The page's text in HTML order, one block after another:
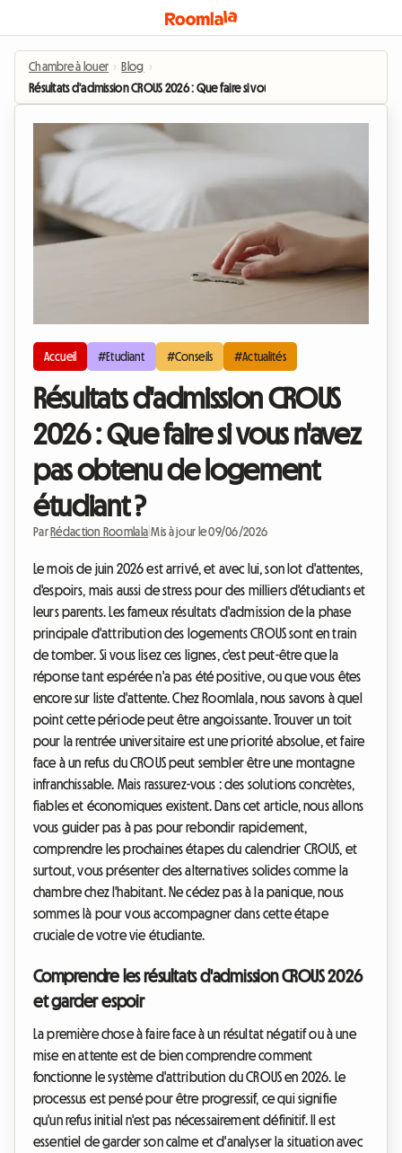
Chambre à louer › Blog ›
Résultats d'admission CROUS 2026 : Que faire si vous n'avez pas obtenu de
Accueil #Etudiant #Conseils #Actualités
Résultats d'admission CROUS
2026 : Que faire si vous n'avez
pas obtenu de logement
étudiant ?
Par Rédaction Roomlala |Mis à jour le 09/06/2026
Le mois de juin 2026 est arrivé, et avec lui, son lot d'attentes,
d'espoirs, mais aussi de stress pour des milliers d'étudiants et
leurs parents. Les fameux résultats d'admission de la phase
principale d'attribution des logements CROUS sont en train
de tomber. Si vous lisez ces lignes, c'est peut-être que la
réponse tant espérée n'a pas été positive, ou que vous êtes
encore sur liste d'attente. Chez Roomlala, nous savons à quel
point cette période peut être angoissante. Trouver un toit
pour la rentrée universitaire est une priorité absolue, et faire
face à un refus du CROUS peut sembler être une montagne
infranchissable. Mais rassurez-vous : des solutions concrètes,
fiables et économiques existent. Dans cet article, nous allons
vous guider pas à pas pour rebondir rapidement,
comprendre les prochaines étapes du calendrier CROUS, et
surtout, vous présenter des alternatives solides comme la
chambre chez l'habitant. Ne cédez pas à la panique, nous
sommes là pour vous accompagner dans cette étape
cruciale de votre vie étudiante.
Comprendre les résultats d'admission CROUS 2026
et garder espoir
La première chose à faire face à un résultat négatif ou à une
mise en attente est de bien comprendre comment
fonctionne le système d'attribution du CROUS en 2026. Le
processus est pensé pour être progressif, ce qui signifie
qu'un refus initial n'est pas nécessairement définitif. Il est
essentiel de garder son calme et d'analyser la situation avec